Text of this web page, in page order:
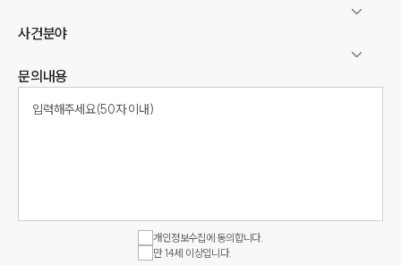
사건분야
문의내용
개인정보수집에 동의합니다.
만 14세 이상입니다.